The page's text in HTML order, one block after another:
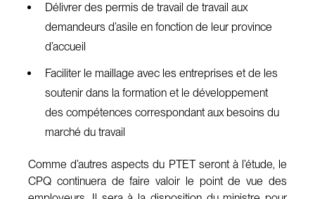
Délivrer des permis de travail de travail aux
demandeurs d’asile en fonction de leur province
d’accueil
Faciliter le maillage avec les entreprises et de les
soutenir dans la formation et le développement
des compétences correspondant aux besoins du
marché du travail
Comme d’autres aspects du PTET seront à l’étude, le
CPQ continuera de faire valoir le point de vue des